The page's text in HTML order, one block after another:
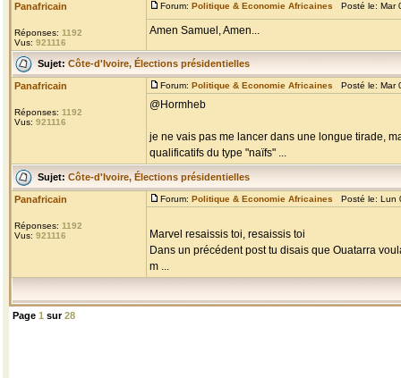
Panafricain
Réponses: 1192
Vus: 921116
Forum: Politique & Economie Africaines Posté le: Mar
Amen Samuel, Amen...
Sujet: Côte-d'Ivoire, Élections présidentielles
Panafricain
Réponses: 1192
Vus: 921116
Forum: Politique & Economie Africaines Posté le: Mar
@Hormheb
je ne vais pas me lancer dans une longue tirade,
qualificatifs du type "naïfs" ...
Sujet: Côte-d'Ivoire, Élections présidentielles
Panafricain
Réponses: 1192
Vus: 921116
Forum: Politique & Economie Africaines Posté le: Lun
Marvel resaissis toi, resaissis toi
Dans un précédent post tu disais que Ouatarra
m ...
Page 1 sur28